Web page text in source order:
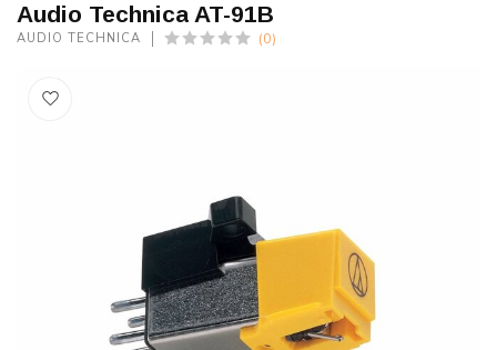
Audio Technica AT-91B
AUDIO TECHNICA (0)